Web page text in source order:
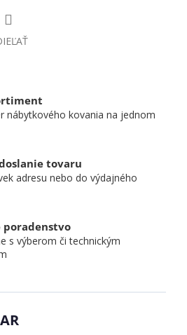
nábytkového kovania na jednom
tovaru
adresu nebo do výdajného
poradenstvo
s výberom či technickým